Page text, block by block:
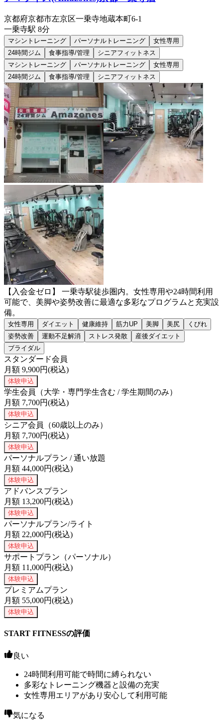
京都府京都市左京区一乗寺地蔵本町6-1
一乗寺駅 8分
マシントレーニング パーソナルトレーニング
女性専用
24時間ジム
食事指導/管理
シニアフィットネス
マシントレーニング
パーソナルトレーニング
女性専用
24時間ジム
食事指導/管理 シニアフィットネス
【入会金ゼロ】 一乗寺駅徒歩圏内。女性専用や24時間利用
可能で、美脚や姿勢改善に最適な多彩なプログラムと充実設
備。
女性専用 ダイエット 健康維持 筋力UP 美脚 美尻
くびれ
姿勢改善
運動不足解消 ストレス発散
産後ダイエット
ブライダル
スタンダード会員
月額 9,900円(税込)
体験申込
学生会員（大学・専門学生含む / 学生期間のみ）
月額 7,700円(税込)
体験申込
シニア会員（60歳以上のみ）
月額 7,700円(税込)
体験申込
パーソナルプラン / 通い放題
月額 44,000円(税込)
体験申込
アドバンスプラン
月額 13,200円(税込)
体験申込
パーソナルプラン/ライト
月額 22,000円(税込)
体験申込
サポートプラン（パーソナル）
月額 11,000円(税込)
体験申込
プレミアムプラン
月額 55,000円(税込)
体験申込
START FITNESSの評価
良い
24時間利用可能で時間に縛られない
多彩なトレーニング機器と設備の充実
女性専用エリアがあり安心して利用可能
気になる